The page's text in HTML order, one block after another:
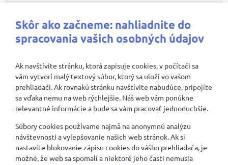
Vychádzka: Maria Theresa and Pressburg 6.B, 7.B
Korunovácia Maria Theresa 6.B, 7.B
Schonbrunn a výroba posterov a príbehov 6.B, 7.B
Zber použitých zubných kefiek a vrchnákov
2023/2024
2024/2025
Videogaléria
Skôr ako začneme: nahliadnite do
spracovania vašich osobných údajov
Ak navštívite stránku, ktorá zapisuje cookies, v počítači sa
vám vytvorí malý textový súbor, ktorý sa uloží vo vašom
prehliadači. Ak rovnakú stránku navštívite nabudúce, pripojíte
sa vďaka nemu na web rýchlejšie. Náš web vám ponúkne
relevantné informácie a bude sa vám pracovať jednoduchšie.
Súbory cookies používame najmä na anonymnú analýzu
návštevnosti a vylepšovanie našich web stránok. Ak si
nastavíte blokovanie zápisu cookies do vášho prehliadača, je
možné, že web sa spomalí a niektoré jeho časti nemusia